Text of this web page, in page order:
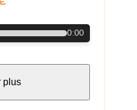
0:00
plus